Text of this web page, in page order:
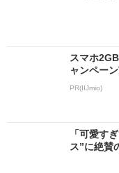
スマホ
ャンペー
PR(IIJmio)
「可愛す
ス”に絶賛